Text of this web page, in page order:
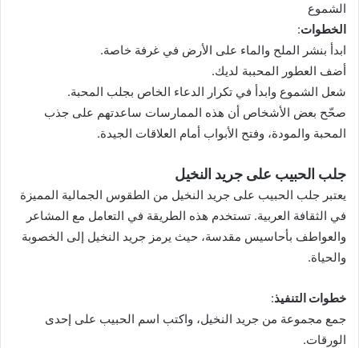
الشموع
الخطوات:
ابدأ بنشر الملح والماء على الأرض في غرفة خاصة.
أضف العطور المحببة لديك.
شعل الشموع وابدأ في تكرار الدعاء الخاص بجلب المحبة.
صحّح بعض الأشخاص أن هذه الممارسات ساعدتهم على جذب
المحبة والمودة، وفتح الأبواب أمام العلاقات الجيدة.
جلب الحبيب على جريد النخيل
يعتبر جلب الحبيب على جريد النخيل من الطقوس الجمالية المميزة
في الثقافة العربية. تستخدم هذه الطريقة في التعامل مع المشاعر
والعواطف بأحاسيس مقدسة، حيث يرمز جريد النخيل إلى الخصوبة
والحياة.
خطوات التنفيذ:
جمع مجموعة من جريد النخيل، واكتب اسم الحبيب على إحدى
الورقات.